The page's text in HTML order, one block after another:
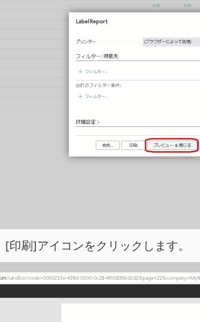
刷]アイコンをクリックします。